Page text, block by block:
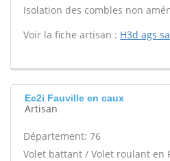
Isolation des combles non
Voir la fiche artisan : H3d ags
Ec2i Fauville en caux
Artisan
Département: 76
Volet battant / Volet roulant en